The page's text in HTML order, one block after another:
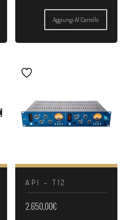
Aggiungi Al Carrello
API – T12
2.650,00€